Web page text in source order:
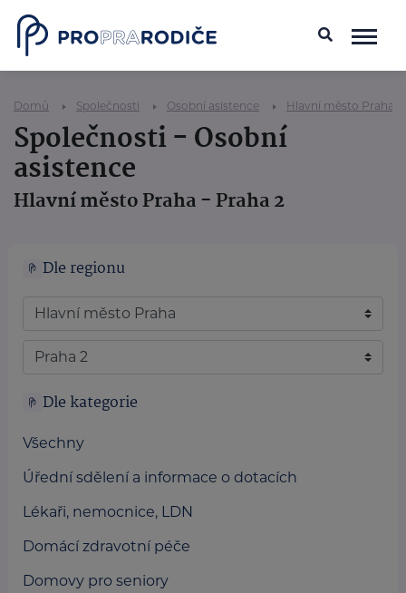
Domů Společnosti Osobní asistence Hlavní město Praha
Společnosti - Osobní
asistence
Hlavní město Praha - Praha 2
Dle regionu
Dle kategorie
Všechny
Úřední sdělení a informace o dotacích
Lékaři, nemocnice, LDN
Domácí zdravotní péče
Domovy pro seniory